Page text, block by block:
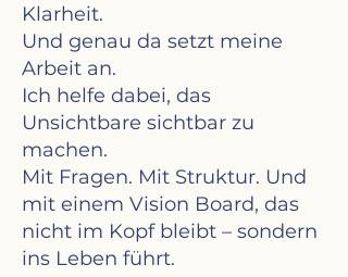
Klarheit.
Und genau da setzt meine
Arbeit an.
Ich helfe dabei, das
Unsichtbare sichtbar zu
machen.
Mit Fragen. Mit Struktur. Und
mit einem Vision Board, das
nicht im Kopf bleibt – sondern
ins Leben führt.